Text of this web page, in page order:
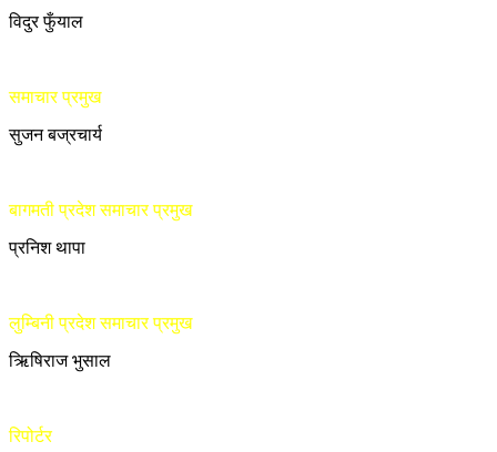
विदुर फुँयाल
समाचार प्रमुख
सुजन बज्रचार्य
बागमती प्रदेश समाचार प्रमुख
प्रनिश थापा
लुम्बिनी प्रदेश समाचार प्रमुख
ऋिषिराज भुसाल
रिपोर्टर